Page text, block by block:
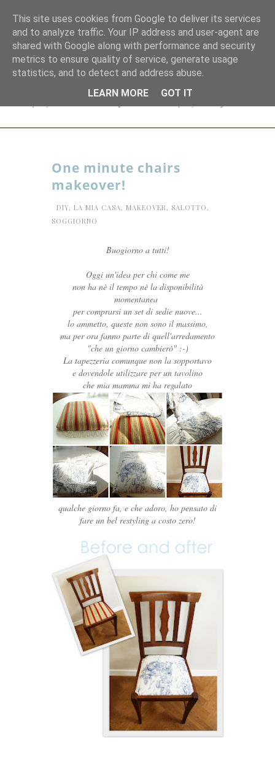
One minute chairs
makeover!
DIY, LA MIA CASA, MAKEOVER, SALOTTO,
SOGGIORNO
Buogiorno a tutti!
Oggi un'idea per chi come me
non ha nè il tempo nè la disponibilità
momentanea
per comprarsi un set di sedie nuove...
lo ammetto, queste non sono il massimo,
ma per ora fanno parte di quell'arredamento
"che un giorno cambierò" :-)
La tapezzeria comunque non la sopportavo
e dovendole utilizzare per un tavolino
che mia mamma mi ha regalato
qualche giorno fa, e che adoro, ho pensato di
fare un bel restyling a costo zero!
This site uses cookies from Google to deliver its services
and to analyze traffic. Your IP address and user-agent are
shared with Google along with performance and security
metrics to ensure quality of service, generate usage
statistics, and to detect and address abuse.
LEARN MORE
GOT IT